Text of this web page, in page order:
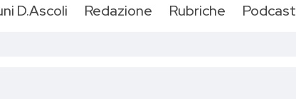
D.Ascoli Redazione Rubriche Podcast